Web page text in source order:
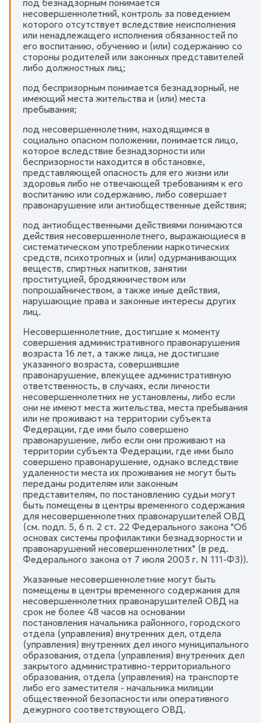
под безнадзорным понимается
несовершеннолетний, контроль за поведением
которого отсутствует вследствие неисполнения
или ненадлежащего исполнения обязанностей по
его воспитанию, обучению и (или) содержанию со
стороны родителей или законных представителей
либо должностных лиц;
под беспризорным понимается безнадзорный, не
имеющий места жительства и (или) места
пребывания;
под несовершеннолетним, находящимся в
социально опасном положении, понимается лицо,
которое вследствие безнадзорности или
беспризорности находится в обстановке,
представляющей опасность для его жизни или
здоровья либо не отвечающей требованиям к его
воспитанию или содержанию, либо совершает
правонарушение или антиобщественные действия;
под антиобщественными действиями понимаются
действия несовершеннолетнего, выражающиеся в
систематическом употреблении наркотических
средств, психотропных и (или) одурманивающих
веществ, спиртных напитков, занятии
проституцией, бродяжничеством или
попрошайничеством, а также иные действия,
нарушающие права и законные интересы других
лиц.
Несовершеннолетние, достигшие к моменту
совершения административного правонарушения
возраста 16 лет, а также лица, не достигшие
указанного возраста, совершившие
правонарушение, влекущее административную
ответственность, в случаях, если личности
несовершеннолетних не установлены, либо если
они не имеют места жительства, места пребывания
или не проживают на территории субъекта
Федерации, где ими было совершено
правонарушение, либо если они проживают на
территории субъекта Федерации, где ими было
совершено правонарушение, однако вследствие
удаленности места их проживания не могут быть
переданы родителям или законным
представителям, по постановлению судьи могут
быть помещены в центры временного содержания
для несовершеннолетних правонарушителей ОВД
(см. подп. 5, 6 п. 2 ст. 22 Федерального закона "Об
основах системы профилактики безнадзорности и
правонарушений несовершеннолетних" (в ред.
Федерального закона от 7 июля 2003 г. N 111-ФЗ)).
Указанные несовершеннолетние могут быть
помещены в центры временного содержания для
несовершеннолетних правонарушителей ОВД на
срок не более 48 часов на основании
постановления начальника районного, городского
отдела (управления) внутренних дел, отдела
(управления) внутренних дел иного муниципального
образования, отдела (управления) внутренних дел
закрытого административно-территориального
образования, отдела (управления) на транспорте
либо его заместителя - начальника милиции
общественной безопасности или оперативного
дежурного соответствующего ОВД.